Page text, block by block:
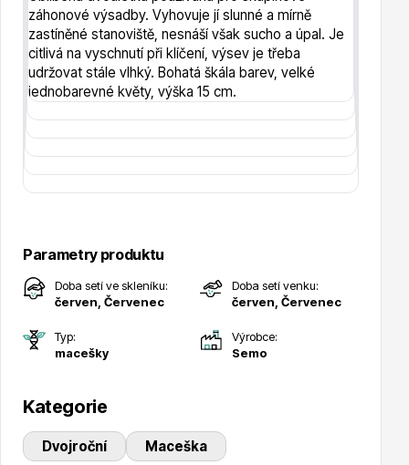
Hortenzie
záhonové výsadby. Vyhovuje jí slunné a mírně
zastíněné stanoviště, nesnáší však sucho a úpal. Je
citlivá na vyschnutí při klíčení, výsev je třeba
udržovat stále vlhký. Bohatá škála barev, velké
jednobarevné květy, výška 15 cm.
Parametry produktu
Doba setí ve skleníku:
červen, Červenec
Doba setí venku:
červen, Červenec
Typ:
macešky
Výrobce:
Semo
Kategorie
Dvojroční Maceška